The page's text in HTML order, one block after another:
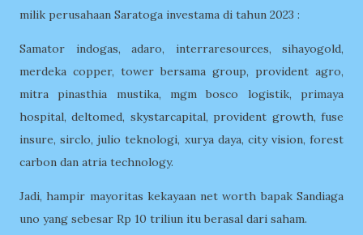
milik perusahaan Saratoga investama di tahun 2023 :
Samator indogas, adaro, interraresources, sihayogold,
merdeka copper, tower bersama group, provident agro,
mitra pinasthia mustika, mgm bosco logistik, primaya
hospital, deltomed, skystarcapital, provident growth, fuse
insure, sirclo, julio teknologi, xurya daya, city vision, forest
carbon dan atria technology.
Jadi, hampir mayoritas kekayaan net worth bapak Sandiaga
uno yang sebesar Rp 10 triliun itu berasal dari saham.